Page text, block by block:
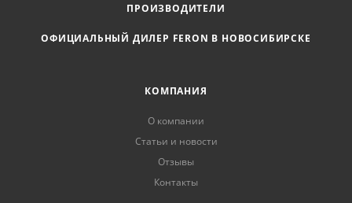
ПРОИЗВОДИТЕЛИ
ОФИЦИАЛЬНЫЙ ДИЛЕР FERON В НОВОСИБИРСКЕ
КОМПАНИЯ
О компании
Статьи и новости
Отзывы
Контакты